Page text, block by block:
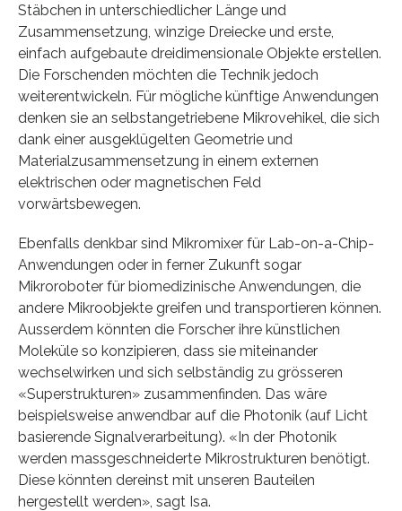
Stäbchen in unterschiedlicher Länge und
Zusammensetzung, winzige Dreiecke und erste,
einfach aufgebaute dreidimensionale Objekte erstellen.
Die Forschenden möchten die Technik jedoch
weiterentwickeln. Für mögliche künftige Anwendungen
denken sie an selbstangetriebene Mikrovehikel, die sich
dank einer ausgeklügelten Geometrie und
Materialzusammensetzung in einem externen
elektrischen oder magnetischen Feld
vorwärtsbewegen.
Ebenfalls denkbar sind Mikromixer für Lab-on-a-Chip-
Anwendungen oder in ferner Zukunft sogar
Mikroroboter für biomedizinische Anwendungen, die
andere Mikroobjekte greifen und transportieren können.
Ausserdem könnten die Forscher ihre künstlichen
Moleküle so konzipieren, dass sie miteinander
wechselwirken und sich selbständig zu grösseren
«Superstrukturen» zusammenfinden. Das wäre
beispielsweise anwendbar auf die Photonik (auf Licht
basierende Signalverarbeitung). «In der Photonik
werden massgeschneiderte Mikrostrukturen benötigt.
Diese könnten dereinst mit unseren Bauteilen
hergestellt werden», sagt Isa.